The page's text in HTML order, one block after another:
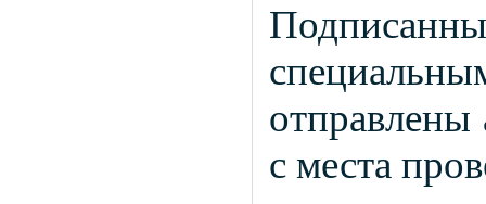
отправлены
с места